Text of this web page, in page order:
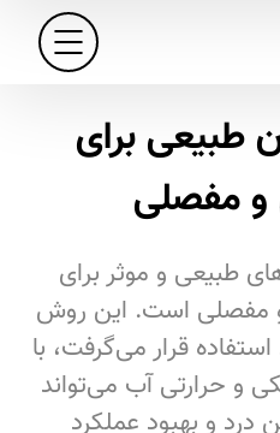
طبیعی برای
و مفصلی
طبیعی و موثر برای
و مفصلی است. این روش
قرار می‌گرفت، با
و حرارتی آب می‌تواند
و بهبود عملکرد